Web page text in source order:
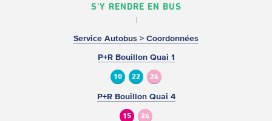
S'Y RENDRE EN BUS
Service Autobus > Coordonnées
P+R Bouillon Quai 1
10 22 24
P+R Bouillon Quai 4
15 24